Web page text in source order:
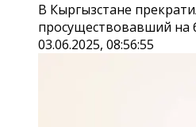
В Кыргызстане
просуществовавший на
03.06.2025, 08:56:55